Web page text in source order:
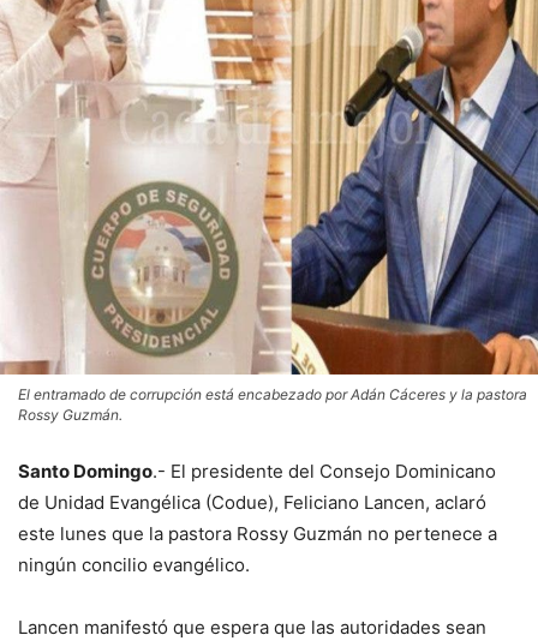
El entramado de corrupción está encabezado por Adán Cáceres y la pastora
Rossy Guzmán.
Santo Domingo.- El presidente del Consejo Dominicano
de Unidad Evangélica (Codue), Feliciano Lancen, aclaró
este lunes que la pastora Rossy Guzmán no pertenece a
ningún concilio evangélico.
Lancen manifestó que espera que las autoridades sean